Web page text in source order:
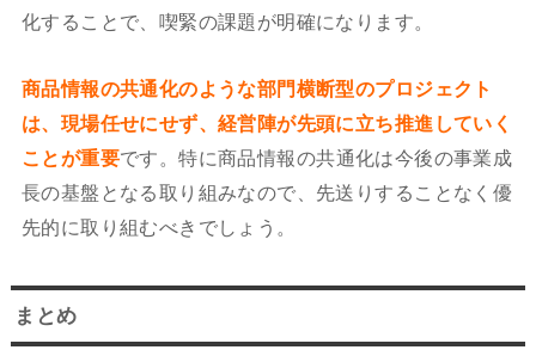
化することで、喫緊の課題が明確になります。
商品情報の共通化のような部門横断型のプロジェクト
は、現場任せにせず、経営陣が先頭に立ち推進していく
ことが重要です。特に商品情報の共通化は今後の事業成
長の基盤となる取り組みなので、先送りすることなく優
先的に取り組むべきでしょう。
まとめ